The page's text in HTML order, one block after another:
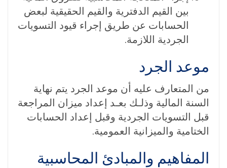
بين القيم الدفترية والقيم الحقيقية لبعض
الحسابات عن طريق إجراء قيود التسويات
الجردية اللازمة.
موعد الجرد
من المتعارف عليه أن موعد الجرد يتم نهاية
السنة المالية وذلـك بعـد إعداد ميزان المراجعة
قبل التسويات الجردية وقبل إعداد الحسابات
الختامية والميزانية العمومية.
المفاهيم والمبادئ المحاسبية